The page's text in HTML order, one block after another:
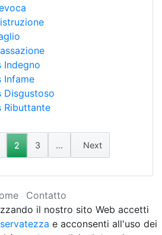
Indegno
Infame
Disgustoso
Ributtante
2 3 ... Next
Contatto
il nostro sito Web accetti
e acconsenti all'uso dei